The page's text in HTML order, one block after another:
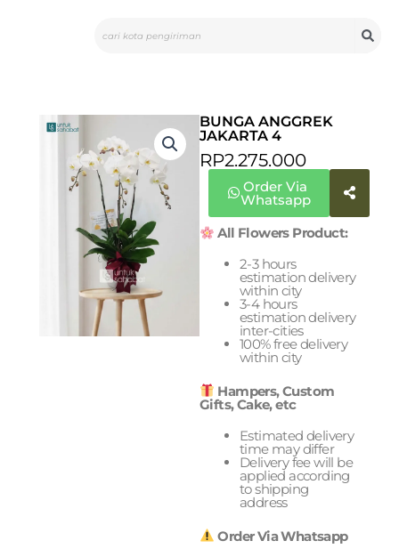
BUNGA ANGGREK
JAKARTA 4
RP2.275.000
Order Via
Whatsapp
All Flowers Product:
2-3 hours
estimation delivery
within city
3-4 hours
estimation delivery
inter-cities
100% free delivery
within city
Hampers, Custom
Gifts, Cake, etc
Estimated delivery
time may differ
Delivery fee will be
applied according
to shipping
address
Order Via Whatsapp